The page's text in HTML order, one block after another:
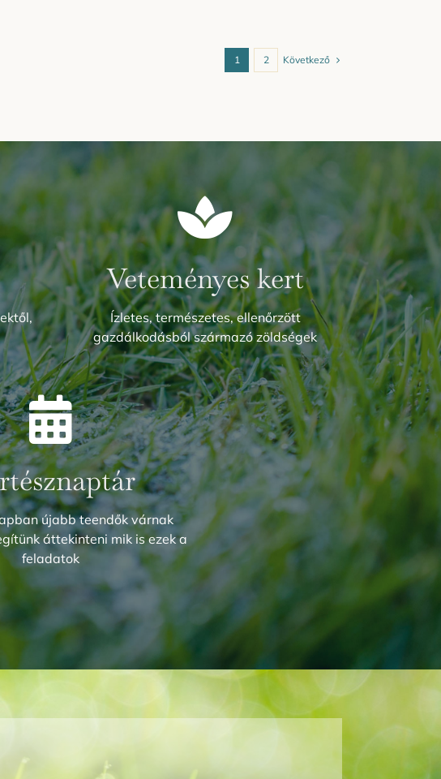
1 2 Következő
Veteményes kert
Ízletes, természetes, ellenőrzött
gazdálkodásból származó zöldségek
újabb teendők várnak
áttekinteni mik is ezek a
feladatok